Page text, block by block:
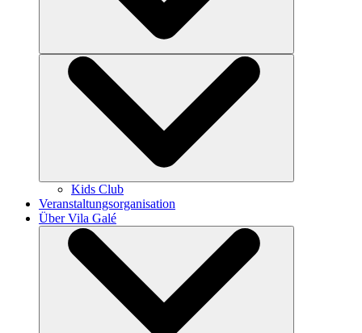
Kids Club
Veranstaltungsorganisation
Über Vila Galé